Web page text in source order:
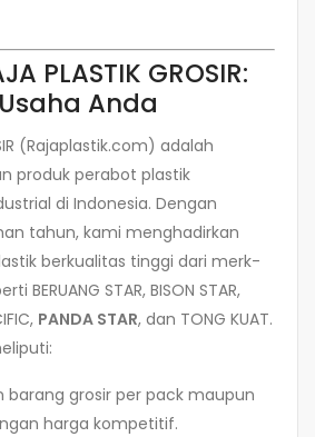
PLASTIK GROSIR:
Anda
(Rajaplastik.com) adalah
produk perabot plastik
di Indonesia. Dengan
tahun, kami menghadirkan
berkualitas tinggi dari merk-
BERUANG STAR, BISON STAR,
PANDA STAR, dan TONG KUAT.
barang grosir per pack maupun
harga kompetitif.